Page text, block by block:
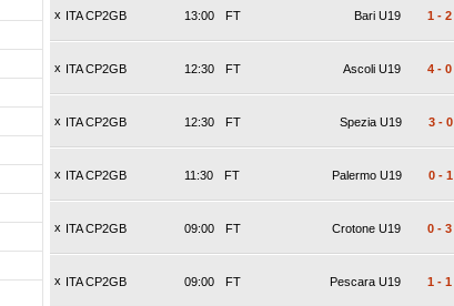
x ITA CP2GB FT
13:00 Bari U19 1 - 2
x ITA CP2GB FT
12:30 Ascoli U19 4 - 0
x ITA CP2GB FT
12:30 Spezia U19 3 - 0
x ITA CP2GB FT
11:30 Palermo U19 0 - 1
x ITA CP2GB FT
09:00 Crotone U19 0 - 3
x ITA CP2GB FT
09:00 Pescara U19 1 - 1